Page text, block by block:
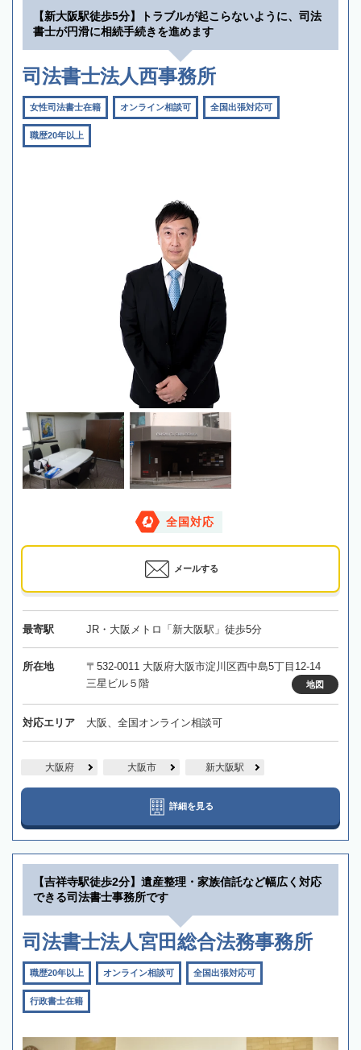
【新大阪駅徒歩5分】トラブルが起こらないように、司法
書士が円滑に相続手続きを進めます
司法書士法人西事務所
女性司法書士在籍 オンライン相談可 全国出張対応可
職歴20年以上
全国対応
メールする
最寄駅 JR・大阪メトロ「新大阪駅」徒歩5分
所在地
〒532-0011 大阪府大阪市淀川区西中島5丁目12-14
三星ビル５階
地図
対応エリア 大阪、全国オンライン相談可
大阪府 大阪市 新大阪駅
詳細を見る
【吉祥寺駅徒歩2分】遺産整理・家族信託など幅広く対応
できる司法書士事務所です
司法書士法人宮田総合法務事務所
職歴20年以上 オンライン相談可 全国出張対応可
行政書士在籍